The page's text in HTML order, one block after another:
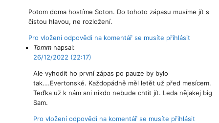
Potom doma hostíme Soton. Do tohoto zápasu musíme jít s
čistou hlavou, ne rozložení.
Pro vložení odpovědi na komentář se musíte přihlásit
Tomm napsal:
26/12/2022 (22:17)
Ale vyhodit ho první zápas po pauze by bylo
tak….Evertonské. Každopádně měl letět už před mesícem.
Teďka už k nám ani nikdo nebude chtít jít. Leda nějakej big
Sam.
Pro vložení odpovědi na komentář se musíte přihlásit